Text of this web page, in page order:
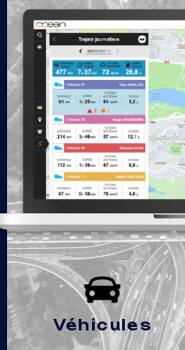
Véhicules